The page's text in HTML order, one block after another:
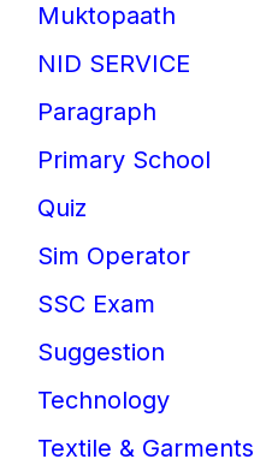
Muktopaath
NID SERVICE
Paragraph
Primary School
Quiz
Sim Operator
SSC Exam
Suggestion
Technology
Textile & Garments